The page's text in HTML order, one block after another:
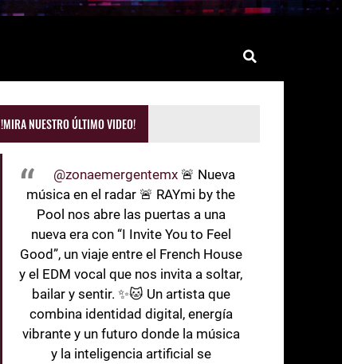
!MIRA NUESTRO ÚLTIMO VIDEO!
@zonaemergentemx 🚨 Nueva
música en el radar 🚨 RAYmi by the
Pool nos abre las puertas a una
nueva era con “I Invite You to Feel
Good”, un viaje entre el French House
y el EDM vocal que nos invita a soltar,
bailar y sentir. ✨🐱 Un artista que
combina identidad digital, energía
vibrante y un futuro donde la música
y la inteligencia artificial se